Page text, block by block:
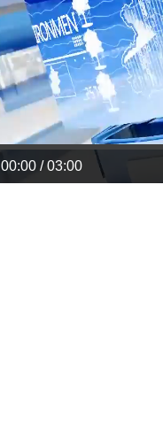
00:00 / 03:00